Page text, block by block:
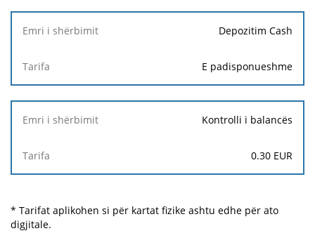
Depozitim Cash
E padisponueshme
Kontrolli i balancës
0.30 EUR
* Tarifat aplikohen si për kartat fizike ashtu edhe për ato
digjitale.